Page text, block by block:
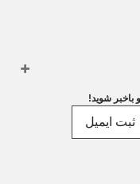
باخبر شوید!
ثبت ایمیل